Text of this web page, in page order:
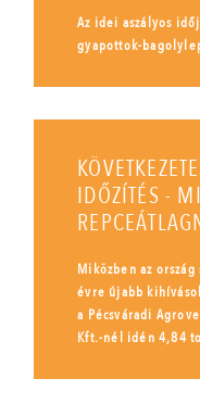
Az idei aszályos
gyapottok-
IDŐZÍTÉS -
Miközben az
évre újabb
a Pécsváradi
Kft.-nél idén 4,84